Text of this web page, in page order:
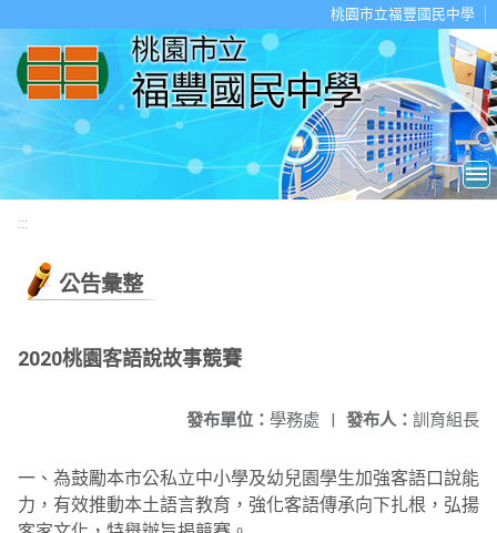
桃園市立福豐國民中學
:::
公告彙整
2020桃園客語說故事競賽
發布人： 訓育組長
發布單位： 學務處 |
一、為鼓勵本市公私立中小學及幼兒園學生加強客語口說能
力，有效推動本土語言教育，強化客語傳承向下扎根，弘揚